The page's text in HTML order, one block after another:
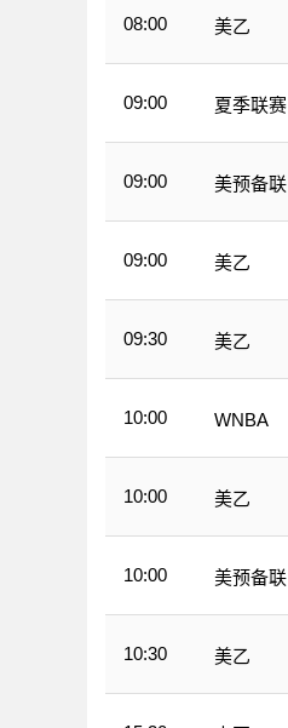
08:00 美乙
09:00 夏季联赛
09:00 美预备联
09:00 美乙
09:30 美乙
10:00 WNBA
10:00 美乙
10:00 美预备联
10:30 美乙